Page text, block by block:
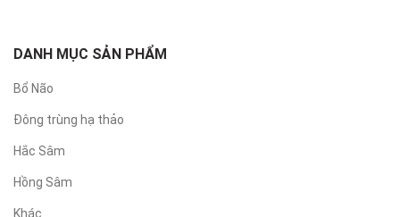
125.000 ₫.
DANH MỤC SẢN PHẨM
Bổ Não
Đông trùng hạ thảo
Hắc Sâm
Hồng Sâm
Khác